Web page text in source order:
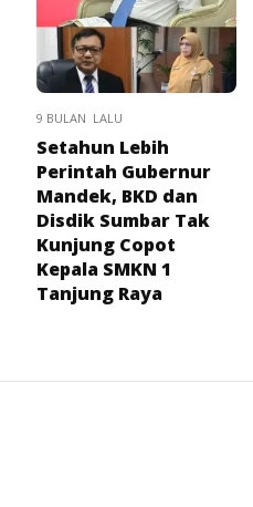
9 BULAN LALU
Setahun Lebih
Perintah Gubernur
Mandek, BKD dan
Disdik Sumbar Tak
Kunjung Copot
Kepala SMKN 1
Tanjung Raya